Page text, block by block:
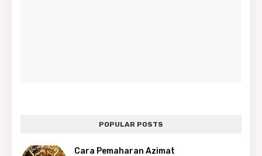
POPULAR POSTS
Cara Pemaharan Azimat